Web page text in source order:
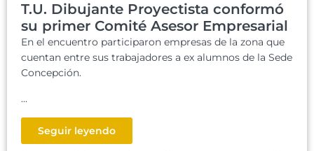
T.U. Dibujante Proyectista conformó
su primer Comité Asesor Empresarial
En el encuentro participaron empresas de la zona que
cuentan entre sus trabajadores a ex alumnos de la Sede
Concepción.
...
Seguir leyendo